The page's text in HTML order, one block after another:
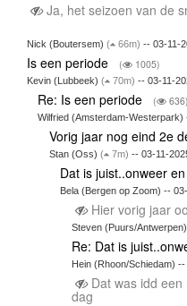
Ja, het seizoen van de
Nick (Boutersem) ( 66m) -- 03-11-
Is een periode ( 1005)
Kevin (Lubbeek) ( 70m) -- 03-11-
Re: Is een periode ( 636)
Wilfried (Amsterdam-Westerpark)
Vorig jaar nog eind 2e
Stan (Oss) ( 7m) -- 03-11-
Dat is juist..onweer
Bela (Bergen op Zoom) --
Hier vorig jaar
Steven (Puurs/Antwerpen)
Re: Dat is
Hein (Rhoon/Schiedam)
Dat was idd een
dag